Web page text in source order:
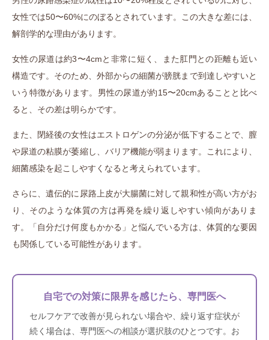
女性では50〜60%にのぼるとされています。この大きな差には、
解剖学的な理由があります。
女性の尿道は約3〜4cmと非常に短く、また肛門との距離も近い
構造です。そのため、外部からの細菌が膀胱まで到達しやすいと
いう特徴があります。男性の尿道が約15〜20cmあることと比べ
ると、その差は明らかです。
また、閉経後の女性はエストロゲンの分泌が低下することで、膣
や尿道の粘膜が萎縮し、バリア機能が弱まります。これにより、
細菌感染を起こしやすくなると考えられています。
さらに、遺伝的に尿路上皮が大腸菌に対して親和性が高い方がお
り、そのような体質の方は再発を繰り返しやすい傾向がありま
す。「自分だけ何度もかかる」と悩んでいる方は、体質的な要因
も関係している可能性があります。
自宅での対策に限界を感じたら、専門医へ
セルフケアで改善が見られない場合や、繰り返す症状が
続く場合は、専門医への相談が選択肢のひとつです。お